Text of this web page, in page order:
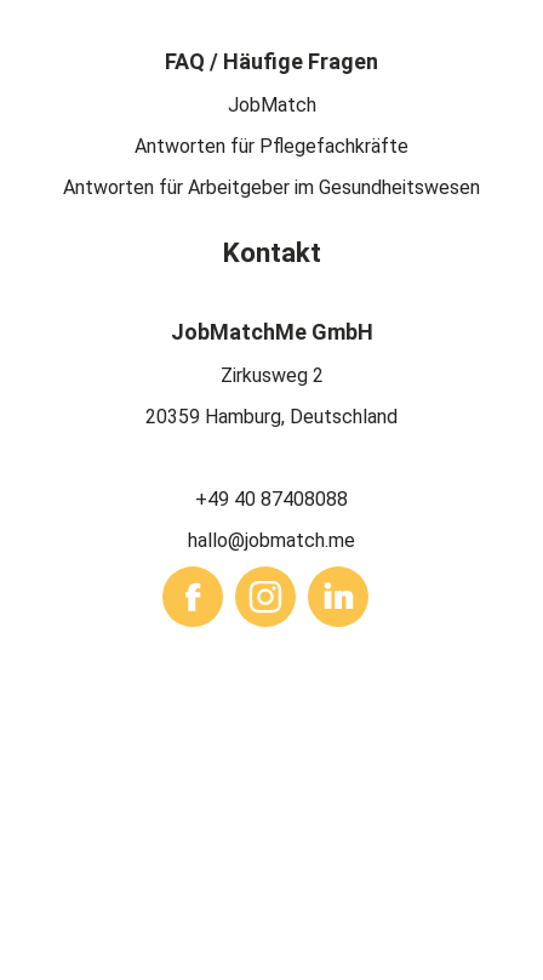
FAQ / Häufige Fragen
JobMatch
Antworten für Pflegefachkräfte
Antworten für Arbeitgeber im Gesundheitswesen
Kontakt
JobMatchMe GmbH
Zirkusweg 2
20359 Hamburg, Deutschland
+49 40 87408088
hallo@jobmatch.me